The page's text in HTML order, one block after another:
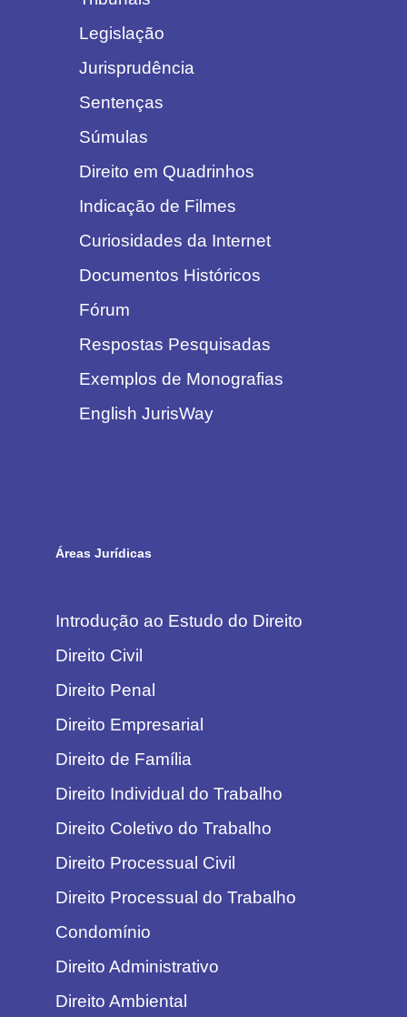
Legislação
Jurisprudência
Sentenças
Súmulas
Direito em Quadrinhos
Indicação de Filmes
Curiosidades da Internet
Documentos Históricos
Fórum
Respostas Pesquisadas
Exemplos de Monografias
English JurisWay
Áreas Jurídicas
Introdução ao Estudo do Direito
Direito Civil
Direito Penal
Direito Empresarial
Direito de Família
Direito Individual do Trabalho
Direito Coletivo do Trabalho
Direito Processual Civil
Direito Processual do Trabalho
Condomínio
Direito Administrativo
Direito Ambiental